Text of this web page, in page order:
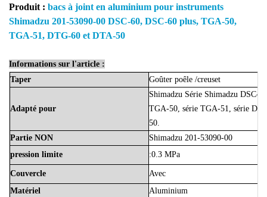
Produit : bacs à joint en aluminium pour instruments
Shimadzu 201-53090-00 DSC-60, DSC-60 plus, TGA-50,
TGA-51, DTG-60 et DTA-50
Informations sur l'article :
Taper
Goûter poêle /creuset
Adapté pour
Shimadzu Série Shimadzu DSC-
TGA-50, série TGA-51, série
50.
Partie NON
Shimadzu 201-53090-00
pression limite
:0.3 MPa
Couvercle
Avec
Matériel
Aluminium